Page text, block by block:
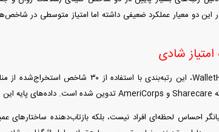
در این دو معیار عملکرد ضعیفی داشته اما امتیاز متوسطی در
شادی
احساس لحظه‌ای افراد نیست، بلکه بازتاب‌دهنده